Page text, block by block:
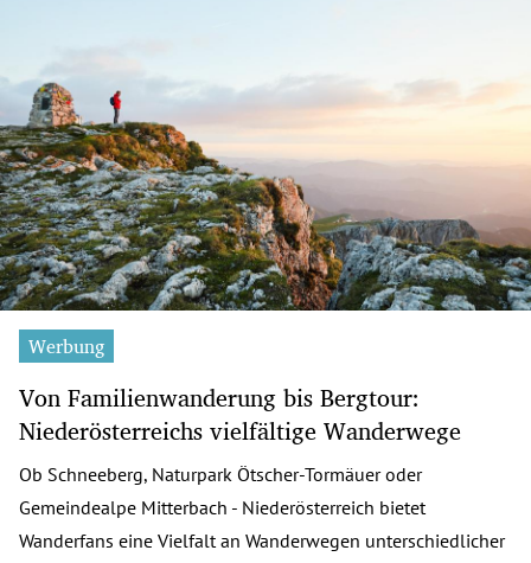
Werbung
Von Familienwanderung bis Bergtour:
Niederösterreichs vielfältige Wanderwege
Ob Schneeberg, Naturpark Ötscher-Tormäuer oder
Gemeindealpe Mitterbach - Niederösterreich bietet
Wanderfans eine Vielfalt an Wanderwegen unterschiedlicher